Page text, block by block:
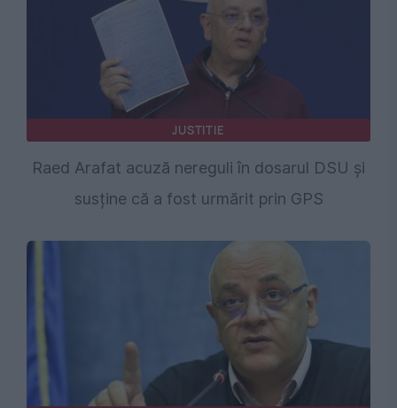
JUSTITIE
Raed Arafat acuză nereguli în dosarul DSU și
susține că a fost urmărit prin GPS